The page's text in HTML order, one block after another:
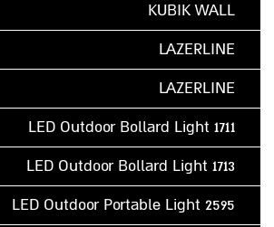
KUBIK WALL
LAZERLINE
LAZERLINE
LED Outdoor Bollard Light 1711
LED Outdoor Bollard Light 1713
LED Outdoor Portable Light 2595